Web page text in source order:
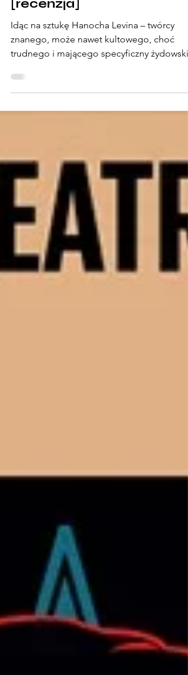
6. Piętro | Czy da się
bardziej
monotematycznie?
[recenzja]
Idąc na sztukę Hanocha Levina – twórcy
znanego, może nawet kultowego, choć
trudnego i mającego specyficzny żydowski
Jedne lepsze ("Wyjeżdżamy" w Nowym
Teatrze), inne słabsze...